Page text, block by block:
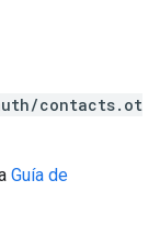
contacts.ot
Guía de